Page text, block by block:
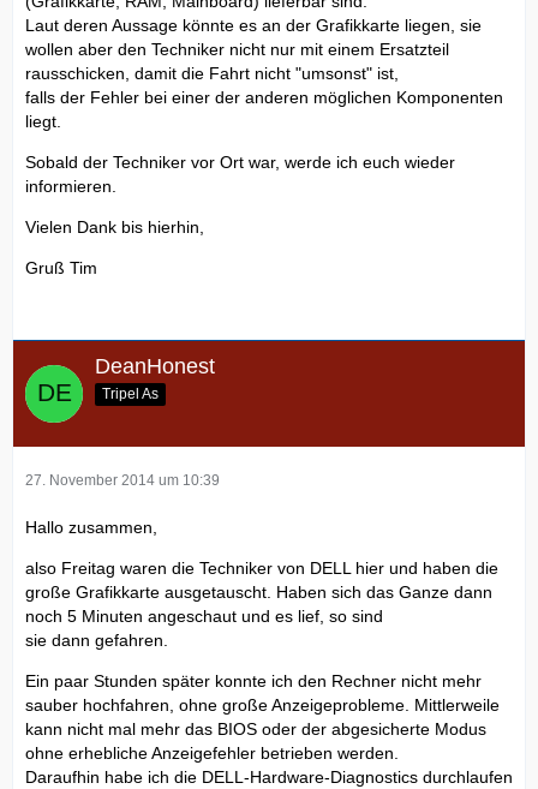
Laut deren Aussage könnte es an der Grafikkarte liegen, sie
wollen aber den Techniker nicht nur mit einem Ersatzteil
rausschicken, damit die Fahrt nicht "umsonst" ist,
falls der Fehler bei einer der anderen möglichen Komponenten
liegt.
Sobald der Techniker vor Ort war, werde ich euch wieder
informieren.
Vielen Dank bis hierhin,
Gruß Tim
DeanHonest
Tripel As
27. November 2014 um 10:39
Hallo zusammen,
also Freitag waren die Techniker von DELL hier und haben die
große Grafikkarte ausgetauscht. Haben sich das Ganze dann
noch 5 Minuten angeschaut und es lief, so sind
sie dann gefahren.
Ein paar Stunden später konnte ich den Rechner nicht mehr
sauber hochfahren, ohne große Anzeigeprobleme. Mittlerweile
kann nicht mal mehr das BIOS oder der abgesicherte Modus
ohne erhebliche Anzeigefehler betrieben werden.
Daraufhin habe ich die DELL-Hardware-Diagnostics durchlaufen